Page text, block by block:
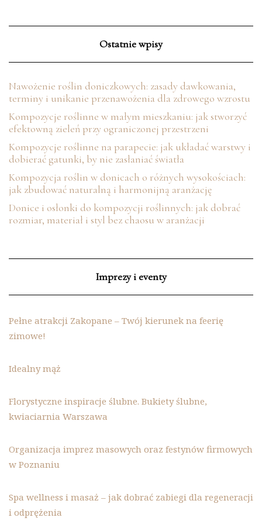
Ostatnie wpisy
Nawożenie roślin doniczkowych: zasady dawkowania,
terminy i unikanie przenawożenia dla zdrowego wzrostu
Kompozycje roślinne w małym mieszkaniu: jak stworzyć
efektowną zieleń przy ograniczonej przestrzeni
Kompozycje roślinne na parapecie: jak układać warstwy i
dobierać gatunki, by nie zasłaniać światła
Kompozycja roślin w donicach o różnych wysokościach:
jak zbudować naturalną i harmonijną aranżację
Donice i osłonki do kompozycji roślinnych: jak dobrać
rozmiar, materiał i styl bez chaosu w aranżacji
Imprezy i eventy
Pełne atrakcji Zakopane – Twój kierunek na feerię
zimowe!
Idealny mąż
Florystyczne inspiracje ślubne. Bukiety ślubne,
kwiaciarnia Warszawa
Organizacja imprez masowych oraz festynów firmowych
w Poznaniu
Spa wellness i masaż – jak dobrać zabiegi dla regeneracji
i odprężenia